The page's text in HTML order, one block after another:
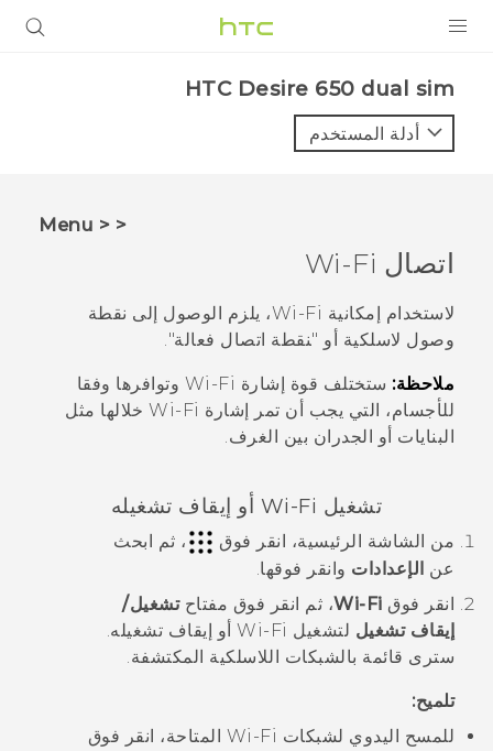
VIVE
VIVERSE
البرامج + التطبيقات
الدعم
أجهزة HTC والملحقات
HTC Desire 650 dual sim‎
أدلة المستخدم
< < Menu
اتصال Wi‍-Fi
لاستخدام إمكانية Wi‍-Fi، يلزم الوصول إلى نقطة
وصول لاسلكية أو "‍نقطة اتصال فعالة"‍.
ملاحظة: ستختلف قوة إشارة Wi‍-Fi وتوافرها وفقا
للأجسام، التي يجب أن تمر إشارة Wi‍-Fi خلالها مثل
البنايات أو الجدران بين الغرف.
تشغيل Wi‍-Fi أو إيقاف تشغيله
من الشاشة الرئيسية، انقر فوق
، ثم ابحث
عن الإعدادات وانقر فوقها.
انقر فوق Wi-Fi، ثم انقر فوق مفتاحتشغيل/
إيقاف تشغيل لتشغيل Wi‍-Fi أو إيقاف تشغيله.
سترى قائمة بالشبكات اللاسلكية المكتشفة.
تلميح:
للمسح اليدوي لشبكات Wi‍-Fi المتاحة، انقر فوق